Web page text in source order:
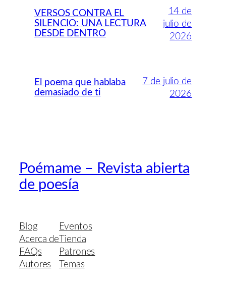
VERSOS CONTRA EL
SILENCIO: UNA LECTURA
DESDE DENTRO
14 de
julio de
2026
El poema que hablaba
demasiado de ti
7 de julio de
2026
Poémame – Revista abierta
de poesía
Blog
Acerca de
FAQs
Autores
Eventos
Tienda
Patrones
Temas